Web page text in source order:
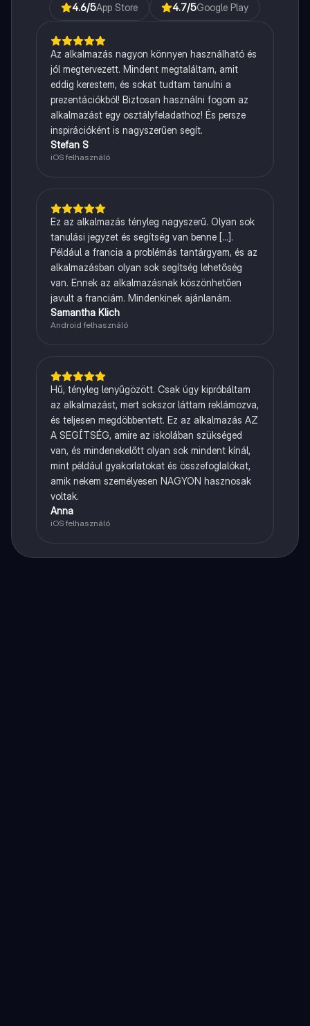
4.6/5App Store 4.7/5Google Play
Az alkalmazás nagyon könnyen használható és
jól megtervezett. Mindent megtaláltam, amit
eddig kerestem, és sokat tudtam tanulni a
prezentációkból! Biztosan használni fogom az
alkalmazást egy osztályfeladathoz! És persze
inspirációként is nagyszerűen segít.
Stefan S
iOS felhasználó
Ez az alkalmazás tényleg nagyszerű. Olyan sok
tanulási jegyzet és segítség van benne [...].
Például a francia a problémás tantárgyam, és az
alkalmazásban olyan sok segítség lehetőség
van. Ennek az alkalmazásnak köszönhetően
javult a franciám. Mindenkinek ajánlanám.
Samantha Klich
Android felhasználó
Hű, tényleg lenyűgözött. Csak úgy kipróbáltam
az alkalmazást, mert sokszor láttam reklámozva,
és teljesen megdöbbentett. Ez az alkalmazás AZ
A SEGÍTSÉG, amire az iskolában szükséged
van, és mindenekelőtt olyan sok mindent kínál,
mint például gyakorlatokat és összefoglalókat,
amik nekem személyesen NAGYON hasznosak
voltak.
Anna
iOS felhasználó